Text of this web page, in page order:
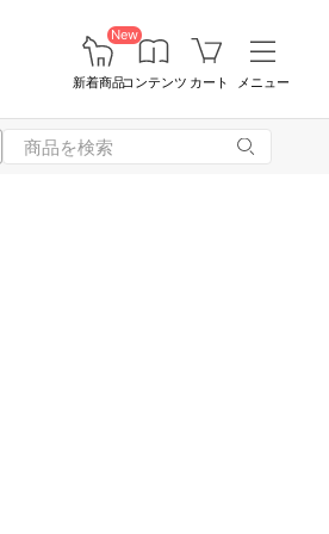
New
新着商品コンテンツ カート メニュー